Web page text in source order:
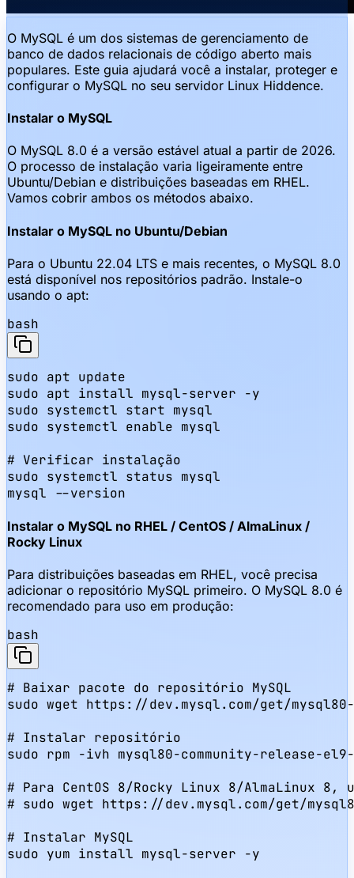
O MySQL é um dos sistemas de gerenciamento de
banco de dados relacionais de código aberto mais
populares. Este guia ajudará você a instalar, proteger e
configurar o MySQL no seu servidor Linux Hiddence.
Instalar o MySQL
O MySQL 8.0 é a versão estável atual a partir de 2026.
O processo de instalação varia ligeiramente entre
Ubuntu/Debian e distribuições baseadas em RHEL.
Vamos cobrir ambos os métodos abaixo.
Instalar o MySQL no Ubuntu/Debian
Para o Ubuntu 22.04 LTS e mais recentes, o MySQL 8.0
está disponível nos repositórios padrão. Instale-o
usando o apt:
bash
sudo apt update
sudo apt install mysql-server -y
sudo systemctl start mysql
sudo systemctl enable mysql
# Verificar instalação
sudo systemctl status mysql
mysql --version
Instalar o MySQL no RHEL / CentOS / AlmaLinux /
Rocky Linux
Para distribuições baseadas em RHEL, você precisa
adicionar o repositório MySQL primeiro. O MySQL 8.0 é
recomendado para uso em produção:
bash
# Baixar pacote do repositório MySQL
sudo wget https://dev.mysql.com/get/
# Instalar repositório
sudo rpm -ivh mysql80-community-release-
# Para CentOS 8/Rocky Linux 8/AlmaLinux 8,
# sudo wget https://dev.mysql.com/get/
# Instalar MySQL
sudo yum install mysql-server -y